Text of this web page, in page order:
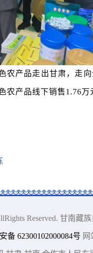
农产品走出甘肃，走向
产品线下销售1.76
Reserved. 甘南藏
备 62300102000084号 网